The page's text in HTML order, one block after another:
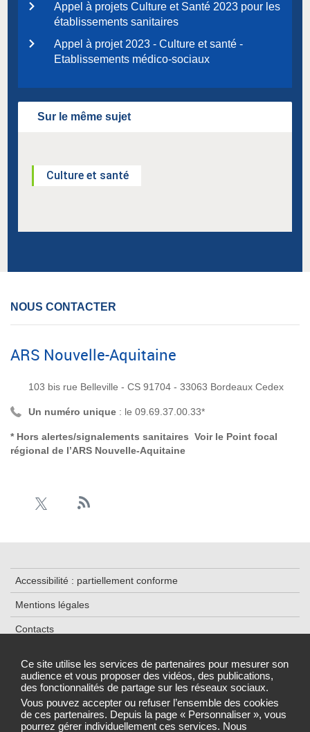
Ce site utilise les services de partenaires pour mesurer son
audience et vous proposer des vidéos, des publications,
des fonctionnalités de partage sur les réseaux sociaux.
Vous pouvez accepter ou refuser l’ensemble des cookies
de ces partenaires. Depuis la page « Personnaliser », vous
pourrez gérer individuellement ces services. Nous
Appel à projets Culture et Santé 2023 pour les
établissements sanitaires
Appel à projet 2023 - Culture et santé -
Etablissements médico-sociaux
Sur le même sujet
Culture et santé
NOUS CONTACTER
ARS Nouvelle-Aquitaine
103 bis rue Belleville - CS 91704 - 33063 Bordeaux Cedex
Un numéro unique : le 09.69.37.00.33*
* Hors alertes/signalements sanitaires Voir le Point focal
régional de l’ARS Nouvelle-Aquitaine
Accessibilité : partiellement conforme
Mentions légales
Contacts
Données personnelles et cookies
Gestion des cookies